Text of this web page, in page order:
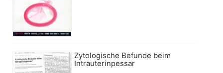
Zytologische Befunde beim
Intrauterinpessar